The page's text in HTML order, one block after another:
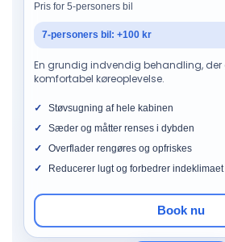
Pris for 5-personers bil
7-personers bil: +100 kr
En grundig indvendig behandling, der
komfortabel køreoplevelse.
Støvsugning af hele kabinen
Sæder og måtter renses i dybden
Overflader rengøres og opfriskes
Reducerer lugt og forbedrer indeklimaet
Book nu